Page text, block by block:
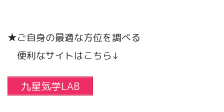
★ご自身の最適な方位を調べる
便利なサイトはこちら↓
九星気学LAB